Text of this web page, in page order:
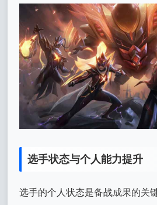
选手状态与个人能力提升
选手的个人状态是备战成果的关